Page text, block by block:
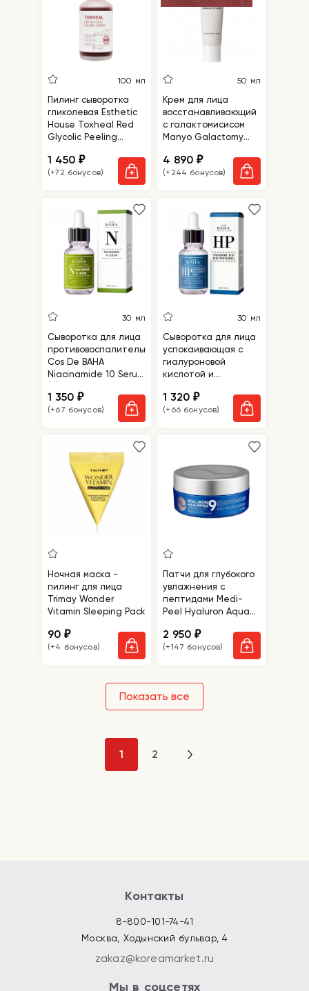
100 мл
Пилинг сыворотка
гликолевая Esthetic
House Toxheal Red
Glycolic Peeling
1 450₽
(+72 бонусов)
50 мл
Крем для лица
восстанавливающий
с галактомисисом
Manyo Galactomy
4 890₽
(+244 бонусов)
30 мл
Сыворотка для лица
противовоспалительная
Cos De BAHA
Niacinamide 10 Serum
1 350₽
(+67 бонусов)
30 мл
Сыворотка для лица
успокаивающая с
гиалуроновой
кислотой и
BAHA Hyaluronic Acid
B5 D-Panthenol Serum
1 320₽
(+66 бонусов)
Ночная маска -
пилинг для лица
Trimay Wonder
Vitamin Sleeping Pack
90₽
(+4 бонусов)
Патчи для глубокого
увлажнения с
пептидами Medi-
Peel Hyaluron Aqua
Eye Patch
2 950₽
(+147 бонусов)
Показать все
1 2
Контакты
8-800-101-74-41
Москва, Ходынский бульвар, 4
zakaz@koreamarket.ru
Мы в соцсетях